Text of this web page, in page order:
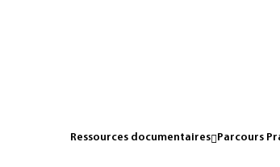
Ressources documentaires Parcours